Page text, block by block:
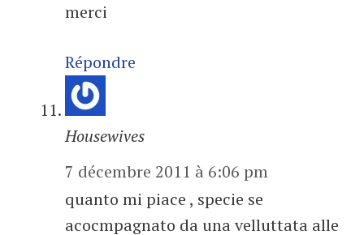
merci
Répondre
Housewives
7 décembre 2011 à 6:06 pm
quanto mi piace , specie se
acocmpagnato da una velluttata alle